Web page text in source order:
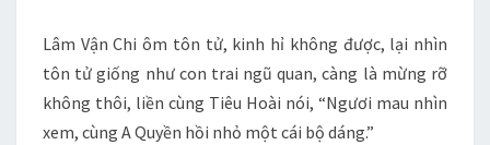
Lâm Vận Chi ôm tôn tử, kinh hỉ không được, lại nhìn
tôn tử giống như con trai ngũ quan, càng là mừng rỡ
không thôi, liền cùng Tiêu Hoài nói, “Ngươi mau nhìn
xem, cùng A Quyền hồi nhỏ một cái bộ dáng.”